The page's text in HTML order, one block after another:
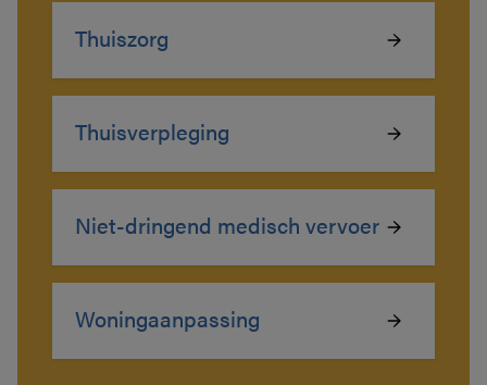
Thuiszorg
Thuisverpleging
Niet-dringend medisch vervoer
Woningaanpassing